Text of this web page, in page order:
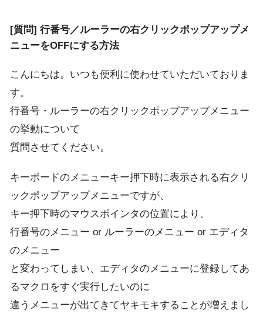
[質問] 行番号／ルーラーの右クリックポップアップメ
ニューをOFFにする方法
こんにちは。いつも便利に使わせていただいておりま
す。
行番号・ルーラーの右クリックポップアップメニュー
の挙動について
質問させてください。
キーボードのメニューキー押下時に表示される右クリ
ックポップアップメニューですが、
キー押下時のマウスポインタの位置により、
行番号のメニュー or ルーラーのメニュー or エディタ
のメニュー
と変わってしまい、エディタのメニューに登録してあ
るマクロをすぐ実行したいのに
違うメニューが出てきてヤキモキすることが増えまし